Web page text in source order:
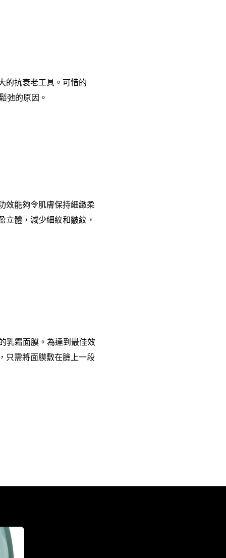
的抗衰老工具。可惜的
弛的原因。
效能夠令肌膚保持細緻柔
立體，減少細紋和皺紋，
乳霜面膜。為達到最佳效
只需將面膜敷在臉上一段